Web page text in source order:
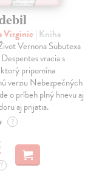
Virginie | Kniha
Vernona Subutexa
vracia s
pripomína
verziu Nebezpečných
o príbeh plný hnevu aj
aj prijatia.
?
?